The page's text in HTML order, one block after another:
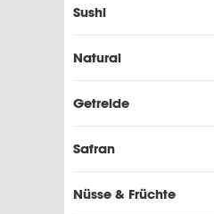
Sushi
Natural
Getreide
Safran
Nüsse & Früchte